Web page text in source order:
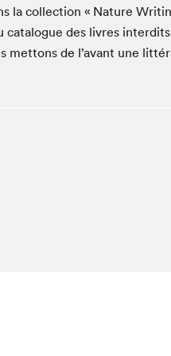
Club de
la collection « Nature
des livres
mettons de l’avant une